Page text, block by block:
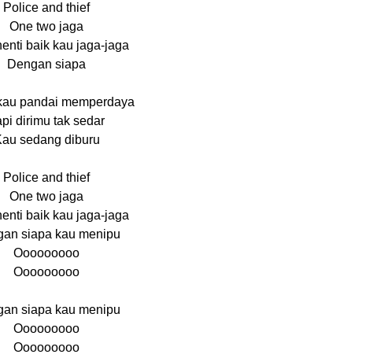
Police and thief
One two jaga
baik kau jaga-jaga
Dengan siapa
pandai memperdaya
dirimu tak sedar
sedang diburu
Police and thief
One two jaga
baik kau jaga-jaga
siapa kau menipu
Ooooooooo
Ooooooooo
siapa kau menipu
Ooooooooo
Ooooooooo